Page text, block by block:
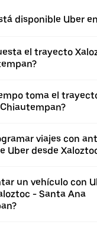
disponible Uber
el trayecto
toma el
viajes con
Uber desde
un vehículo con
- Santa Ana